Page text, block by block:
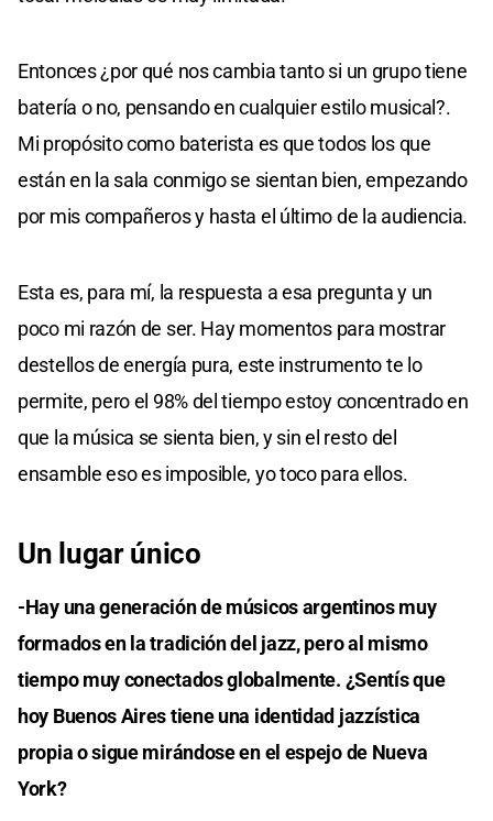
Entonces ¿por qué nos cambia tanto si un grupo tiene
batería o no, pensando en cualquier estilo musical?.
Mi propósito como baterista es que todos los que
están en la sala conmigo se sientan bien, empezando
por mis compañeros y hasta el último de la audiencia.
Esta es, para mí, la respuesta a esa pregunta y un
poco mi razón de ser. Hay momentos para mostrar
destellos de energía pura, este instrumento te lo
permite, pero el 98% del tiempo estoy concentrado en
que la música se sienta bien, y sin el resto del
ensamble eso es imposible, yo toco para ellos.
Un lugar único
-Hay una generación de músicos argentinos muy
formados en la tradición del jazz, pero al mismo
tiempo muy conectados globalmente. ¿Sentís que
hoy Buenos Aires tiene una identidad jazzística
propia o sigue mirándose en el espejo de Nueva
York?